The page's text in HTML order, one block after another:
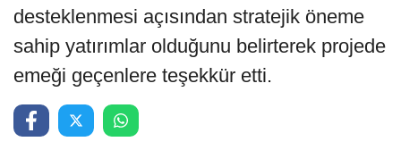
desteklenmesi açısından stratejik öneme
sahip yatırımlar olduğunu belirterek projede
emeği geçenlere teşekkür etti.